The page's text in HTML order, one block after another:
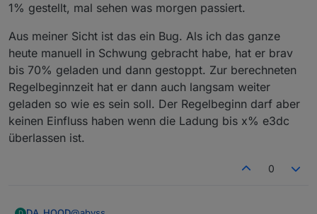
1% gestellt, mal sehen was morgen passiert.
Aus meiner Sicht ist das ein Bug. Als ich das ganze
heute manuell in Schwung gebracht habe, hat er brav
bis 70% geladen und dann gestoppt. Zur berechneten
Regelbeginnzeit hat er dann auch langsam weiter
geladen so wie es sein soll. Der Regelbeginn darf aber
keinen Einfluss haben wenn die Ladung bis x% e3dc
überlassen ist.
0